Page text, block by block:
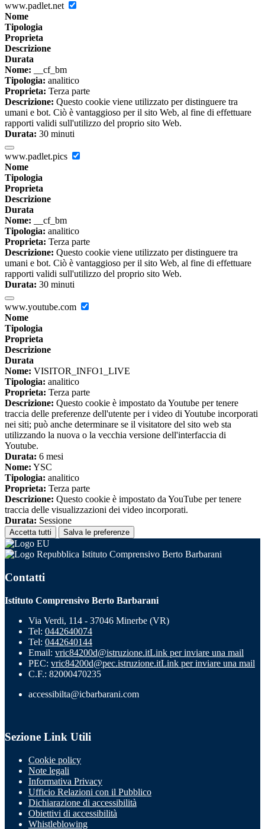
www.padlet.net
Nome
Tipologia
Proprieta
Descrizione
Durata
Nome: __cf_bm
Tipologia: analitico
Proprieta: Terza parte
Descrizione: Questo cookie viene utilizzato per distinguere tra
umani e bot. Ciò è vantaggioso per il sito Web, al fine di effettuare
rapporti validi sull'utilizzo del proprio sito Web.
Durata: 30 minuti
www.padlet.pics
Nome
Tipologia
Proprieta
Descrizione
Durata
Nome: __cf_bm
Tipologia: analitico
Proprieta: Terza parte
Descrizione: Questo cookie viene utilizzato per distinguere tra
umani e bot. Ciò è vantaggioso per il sito Web, al fine di effettuare
rapporti validi sull'utilizzo del proprio sito Web.
Durata: 30 minuti
www.youtube.com
Nome
Tipologia
Proprieta
Descrizione
Durata
Nome: VISITOR_INFO1_LIVE
Tipologia: analitico
Proprieta: Terza parte
Descrizione: Questo cookie è impostato da Youtube per tenere
traccia delle preferenze dell'utente per i video di Youtube incorporati
nei siti; può anche determinare se il visitatore del sito web sta
utilizzando la nuova o la vecchia versione dell'interfaccia di
Youtube.
Durata: 6 mesi
Nome: YSC
Tipologia: analitico
Proprieta: Terza parte
Descrizione: Questo cookie è impostato da YouTube per tenere
traccia delle visualizzazioni dei video incorporati.
Durata: Sessione
Accetta tutti Salva le preferenze
Istituto Comprensivo Berto Barbarani
Contatti
Istituto Comprensivo Berto Barbarani
Via Verdi, 114 - 37046 Minerbe (VR)
Tel: 0442640074
Tel: 0442640144
Email: vric84200d@istruzione.itLink per inviare una mail
PEC: vric84200d@pec.istruzione.itLink per inviare una mail
C.F.: 82000470235
accessibilta@icbarbarani.com
Sezione Link Utili
Cookie policy
Note legali
Informativa Privacy
Ufficio Relazioni con il Pubblico
Dichiarazione di accessibilità
Obiettivi di accessibilità
Whistleblowing